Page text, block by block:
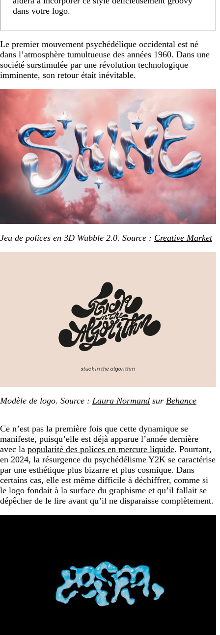
dans votre logo.
Le premier mouvement psychédélique occidental est né
dans l’atmosphère tumultueuse des années 1960. Dans une
société surstimulée par une révolution technologique
imminente, son retour était inévitable.
Jeu de polices en 3D Wubble 2.0. Source : Creative Market
Modèle de logo. Source : Laura Normand sur Behance
Ce n’est pas la première fois que cette dynamique se
manifeste, puisqu’elle est déjà apparue l’année dernière
avec la popularité des polices en mercure liquide. Pourtant,
en 2024, la résurgence du psychédélisme Y2K se caractérise
par une esthétique plus bizarre et plus cosmique. Dans
certains cas, elle est même difficile à déchiffrer, comme si
le logo fondait à la surface du graphisme et qu’il fallait se
dépêcher de le lire avant qu’il ne disparaisse complètement.